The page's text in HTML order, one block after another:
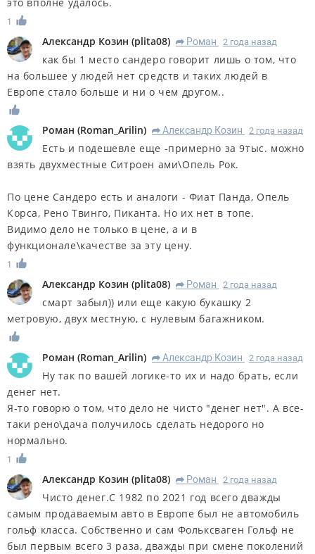
1
Александр Козин (plita08) R Роман 2 года назад
как бы 1 место сандеро говорит лишь о том, что
на большее у людей нет средств и таких людей в
Европе стало больше и ни о чем другом..
Роман (Roman_Arilin) R Александр Козин 2 года назад
Есть и подешевле еще -примерно за 9тыс. можно
взять двухместные Ситроен ами\Опель Рок.
По цене Сандеро есть и аналоги - Фиат Панда, Опель
Корса, Рено Твинго, Пиканта. Но их нет в топе.
Видимо дело не только в цене, а и в
функционале\качестве за эту цену.
1
Александр Козин (plita08) R Роман 2 года назад
смарт забыл)) или еще какую букашку 2
метровую, двух местную, с нулевым багажником.
Роман (Roman_Arilin) R Александр Козин 2 года назад
Ну так по вашей логике-то их и надо брать, если
денег нет.
Я-то говорю о том, что дело не чисто "денег нет". А все-
таки рено\дача получилось сделать недорого но
нормально.
1
Александр Козин (plita08) R Роман 2 года назад
Чисто денег.С 1982 по 2021 год всего дважды
самым продаваемым авто в Европе был не автомобиль
гольф класса. Собственно и сам Фольксваген Гольф не
был первым всего 3 раза, дважды при смене поколений